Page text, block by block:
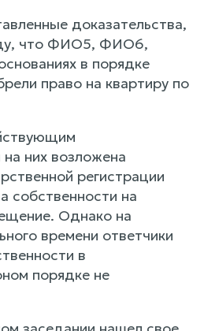
доказательства,
что ФИО5, ФИО6,
в порядке
право на квартиру по
них возложена
регистрации
собственности на
Однако на
времени ответчики
в
порядке не